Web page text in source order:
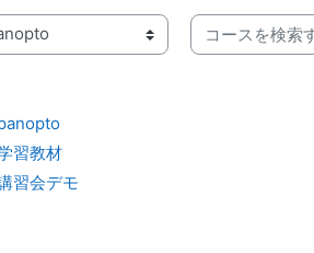
カテゴリ
コースを検索する
習教材
習会デモ